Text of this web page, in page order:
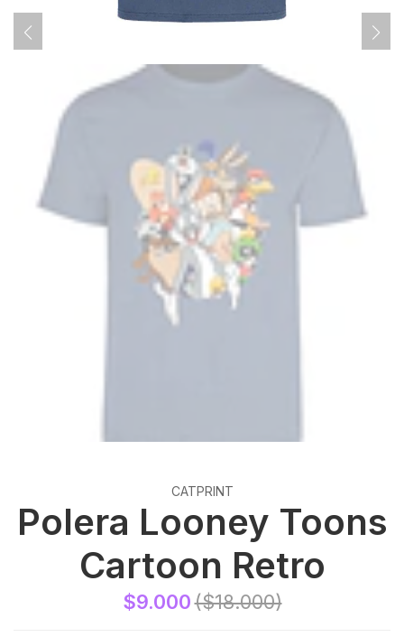
CATPRINT
Polera Looney Toons
Cartoon Retro
$9.000($18.000)